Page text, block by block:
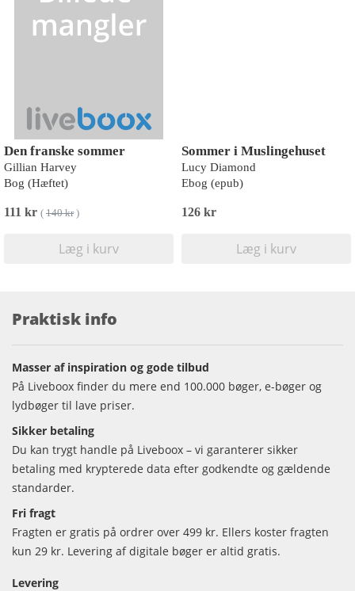
Den franske sommer
Gillian Harvey
Bog (Hæftet)
111 kr ( 140 kr)
Læg i kurv
Sommer i Muslingehuset
Lucy Diamond
Ebog (epub)
126 kr
Læg i kurv
Praktisk info
Masser af inspiration og gode tilbud
På Liveboox finder du mere end 100.000 bøger, e-bøger og
lydbøger til lave priser.
Sikker betaling
Du kan trygt handle på Liveboox – vi garanterer sikker
betaling med krypterede data efter godkendte og gældende
standarder.
Fri fragt
Fragten er gratis på ordrer over 499 kr. Ellers koster fragten
kun 29 kr. Levering af digitale bøger er altid gratis.
Levering